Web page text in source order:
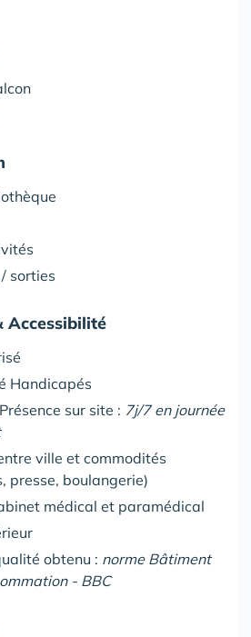
sorties
Accessibilité
Handicapés
sur site : 7j/7 en journée
ville et commodités
presse, boulangerie)
médical et paramédical
obtenu : norme Bâtiment
- BBC